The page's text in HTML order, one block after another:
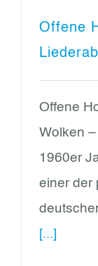
Offene
Offene
Wolken
1960er
einer der
[...]